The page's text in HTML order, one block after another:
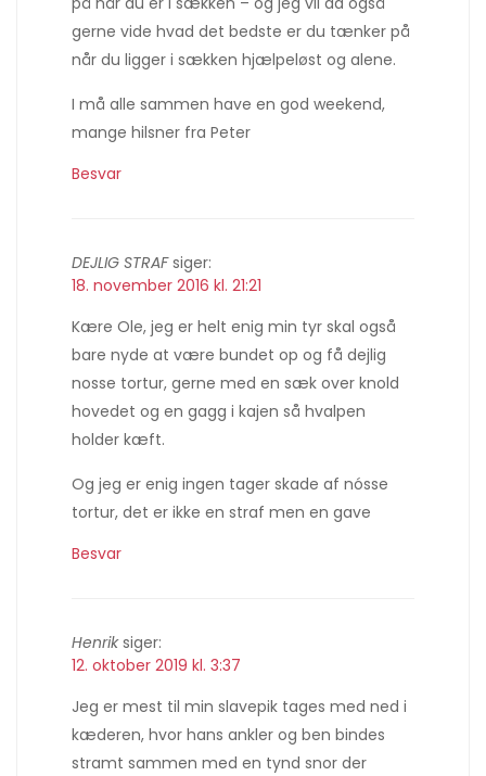
gerne vide hvad det bedste er du tænker på
når du ligger i sækken hjælpeløst og alene.
I må alle sammen have en god weekend,
mange hilsner fra Peter
Besvar
DEJLIG STRAF siger:
18. november 2016 kl. 21:21
Kære Ole, jeg er helt enig min tyr skal også
bare nyde at være bundet op og få dejlig
nosse tortur, gerne med en sæk over knold
hovedet og en gagg i kajen så hvalpen
holder kæft.
Og jeg er enig ingen tager skade af nósse
tortur, det er ikke en straf men en gave
Besvar
Henrik siger:
12. oktober 2019 kl. 3:37
Jeg er mest til min slavepik tages med ned i
kæderen, hvor hans ankler og ben bindes
stramt sammen med en tynd snor der